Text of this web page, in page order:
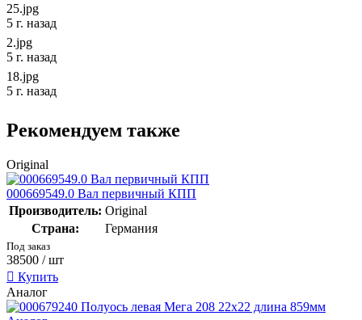
25.jpg
5 г. назад
2.jpg
5 г. назад
18.jpg
5 г. назад
Рекомендуем также
Original
000669549.0 Вал первичный КПП
Производитель: Original
Страна:
Германия
Под заказ
38500 / шт
Купить
Аналог